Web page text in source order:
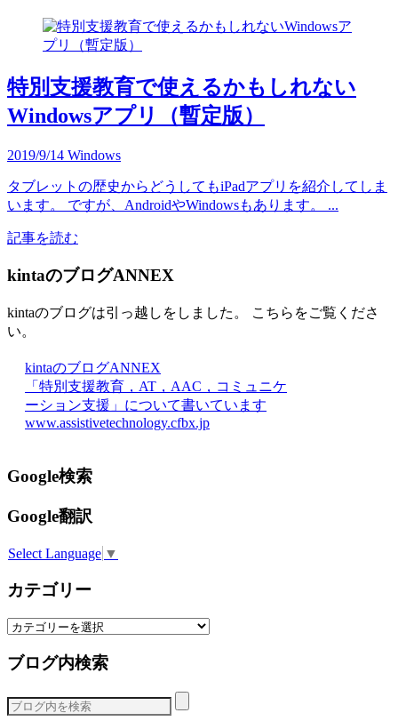
特別支援教育で使えるかもしれない
Windowsアプリ（暫定版）
2019/9/14 Windows
タブレットの歴史からどうしてもiPadアプリを紹介してしま
います。 ですが、AndroidやWindowsもあります。 ...
記事を読む
kintaのブログANNEX
kintaのブログは引っ越しをしました。 こちらをご覧くださ
い。
kintaのブログANNEX
「特別支援教育，AT，AAC，コミュニケ
ーション支援」について書いています
www.assistivetechnology.cfbx.jp
Google検索
Google翻訳
Select Language ▼
カテゴリー
カ
ゴ
ー
ブログ内検索